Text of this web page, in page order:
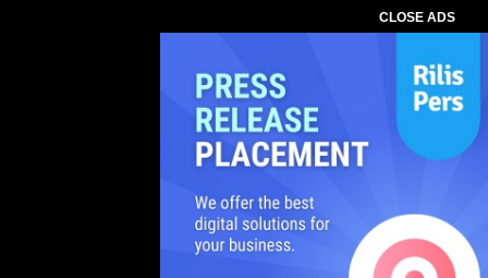
CLOSE ADS